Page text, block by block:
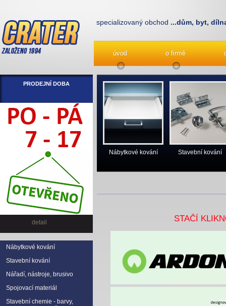
úvod o firmě
specializovaný obchod ...dům, byt,
PRODEJNÍ DOBA
detail
Nábytkové kování
Stavební kování
Nářadí, nástroje, brusivo
Spojovací materiál
Stavební chemie - barvy,
Nábytkové kování Stavební kování
STAČÍ